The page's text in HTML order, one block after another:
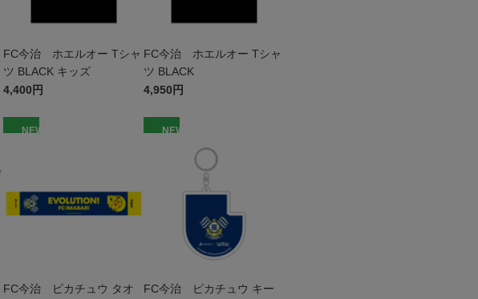
FC今治 ホエルオー Tシャ
ツ BLACK キッズ
4,400円
FC今治 ホエルオー Tシャ
ツ BLACK
4,950円
NEW
FC今治 ピカチュウ タオ
NEW
FC今治 ピカチュウ キー